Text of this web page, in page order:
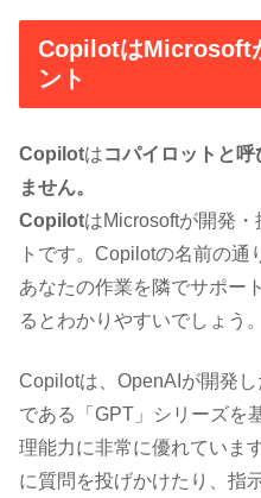
CopilotはMicrosoft
ント
Copilotはコパイロットと
ません。
CopilotはMicrosoftが開発
トです。Copilotの名前の通
あなたの作業を隣でサポー
るとわかりやすいでしょう。
Copilotは、OpenAIが開発し
である「GPT」シリーズを
理能力に非常に優れていま
に質問を投げかけたり、指